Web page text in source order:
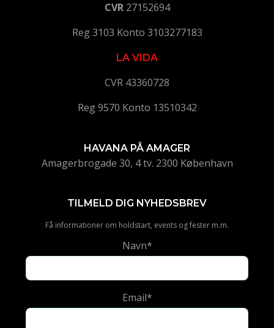
CVR 27152694
Reg 3103 Konto 3103277183
LA VIDA
CVR 43360728
Reg 9570 Konto 13510342
HAVANA PÅ AMAGER
Amagerbrogade 30, 4 tv. 2300 København
TILMELD DIG NYHEDSBREV
Få informationer om holdstart, events og fester m.m.
Navn*
Email*